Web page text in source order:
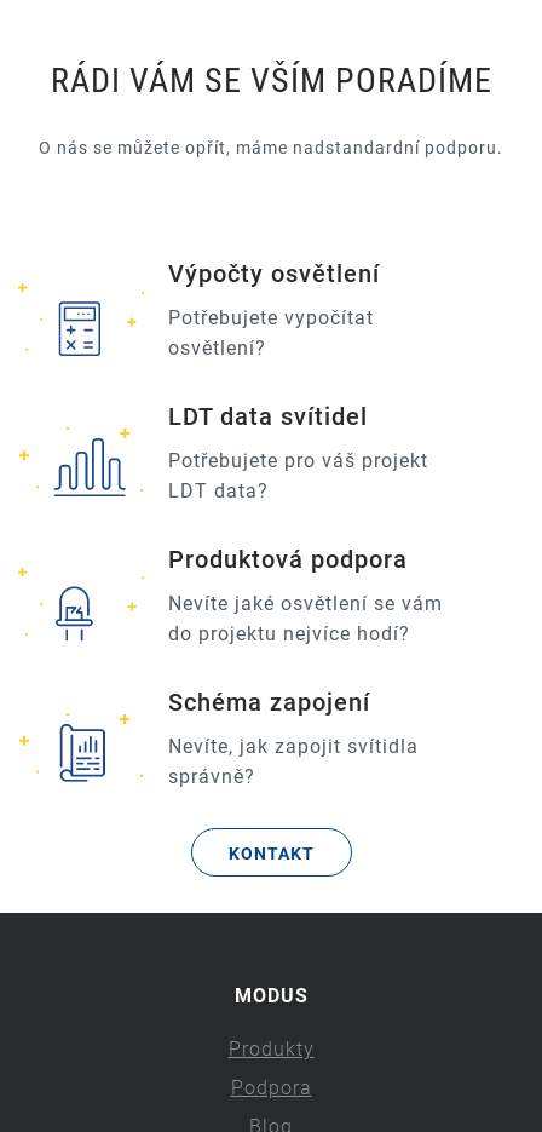
RÁDI VÁM SE VŠÍM PORADÍME
O nás se můžete opřít, máme nadstandardní podporu.
Výpočty osvětlení
Potřebujete vypočítat
osvětlení?
LDT data svítidel
Potřebujete pro váš projekt
LDT data?
Produktová podpora
Nevíte jaké osvětlení se vám
do projektu nejvíce hodí?
Schéma zapojení
Nevíte, jak zapojit svítidla
správně?
KONTAKT
MODUS
Produkty
Podpora
Blog